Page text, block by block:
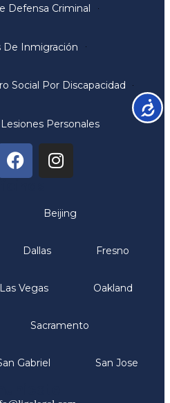
Defensa Criminal
De Inmigración
Social Por Discapacidad
Personales
Beijing
Dallas Fresno
Las Vegas Oakland
Sacramento
Gabriel San Jose